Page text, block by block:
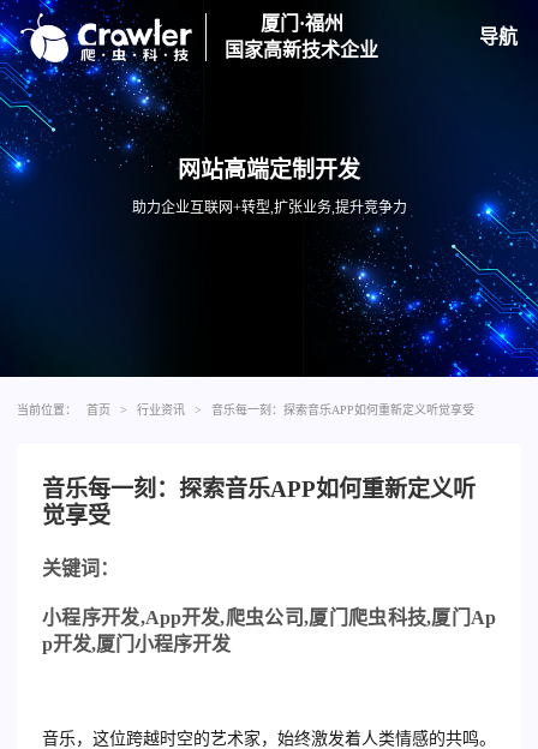
厦门·福州
国家高新技术企业
导航
网站高端定制开发
助力企业互联网+转型,扩张业务,提升竞争力
当前位置： 首页 > 行业资讯 > 音乐每一刻：探索音乐APP如何重新定义听觉享受
音乐每一刻：探索音乐APP如何重新定义听
觉享受
关键词：
小程序开发,App开发,爬虫公司,厦门爬虫科技,厦门 Ap
p开发,厦门小程序开发
音乐，这位跨越时空的艺术家，始终激发着人类情感的共鸣。